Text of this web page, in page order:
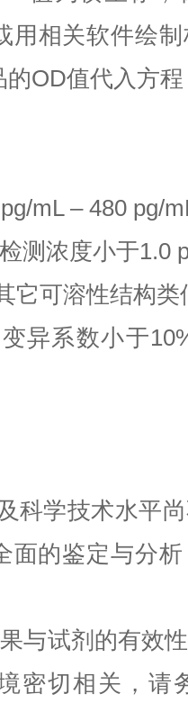
用相关软件绘制
的OD值代入方
mL –480 pg/
测浓度小于1.0
它可溶性结构类
异系数小于10
科学技术水平
面的鉴定与分
与试剂的有效
密切相关，请